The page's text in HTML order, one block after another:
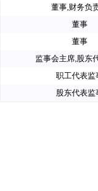
董事,财务负
董事
董事
监事会主席,股东
职工代表监
股东代表监